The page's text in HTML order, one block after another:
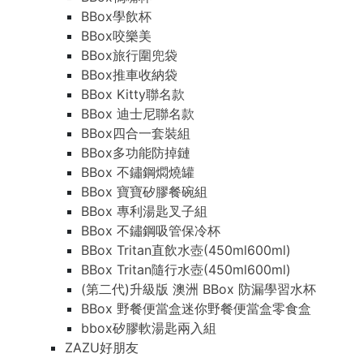
BBox學飲杯
BBox咬樂美
BBox旅行圍兜袋
BBox推車收納袋
BBox Kitty聯名款
BBox 迪士尼聯名款
BBox四合一套裝組
BBox多功能防掉鏈
BBox 不鏽鋼燜燒罐
BBox 寶寶矽膠餐碗組
BBox 專利湯匙叉子組
BBox 不鏽鋼吸管保冷杯
BBox Tritan直飲水壺(450ml600ml)
BBox Tritan隨行水壺(450ml600ml)
(第二代)升級版 澳洲 BBox 防漏學習水杯
BBox 野餐便當盒迷你野餐便當盒零食盒
bbox矽膠軟湯匙兩入組
ZAZU好朋友